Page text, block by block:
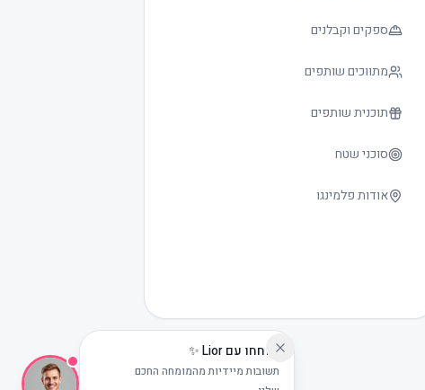
שוחחו עם Lior ✨
תשובות מיידיות מהמומחה החכם
ספקים וקבלנים
מתווכים שותפים
תוכנית שותפים
סוכני שטח
אודות פלמינגו